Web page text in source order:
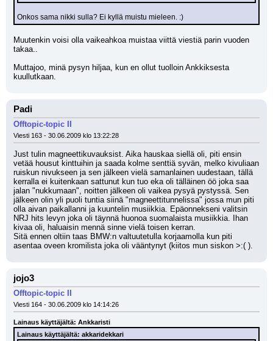
Onkos sama nikki sulla? Ei kyllä muistu mieleen. :)
Muutenkin voisi olla vaikeahkoa muistaa viittä viestiä parin vuoden
takaa..
Muttajoo, minä pysyn hiljaa, kun en ollut tuolloin Ankkiksesta
kuullutkaan.
Padi
Offtopic-topic II
Viesti 163 - 30.06.2009 klo 13:22:28
Just tulin magneettikuvauksist. Aika hauskaa siellä oli, piti ensin
vetää housut kinttuihin ja saada kolme senttiä syvän, melko kivuliaan
ruiskun nivukseen ja sen jälkeen vielä samanlainen uudestaan, tällä
kerralla ei kuitenkaan sattunut kun tuo eka oli tälläinen öö joka saa
jalan "nukkumaan", noitten jälkeen oli vaikea pysyä pystyssä. Sen
jälkeen olin yli puoli tuntia siinä "magneettitunnelissa" jossa mun piti
olla aivan paikallanni ja kuuntelin musiikkia. Epäonnekseni valitsin
NRJ hits levyn joka oli täynnä huonoa suomalaista musiikkia. Ihan
kivaa oli, haluaisin mennä sinne vielä toisen kerran.
Sitä ennen oltiin taas BMW:n valtuutetulla korjaamolla kun piti
asentaa oveen kromilista joka oli vääntynyt (kiitos mun siskon >:( ).
jojo3
Offtopic-topic II
Viesti 164 - 30.06.2009 klo 14:14:26
Lainaus käyttäjältä: Ankkaristi
Lainaus käyttäjältä: akkaridekkari